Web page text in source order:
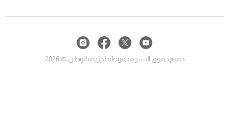
جميع حقوق النشر محفوظة لجريدة الوطن © 2026